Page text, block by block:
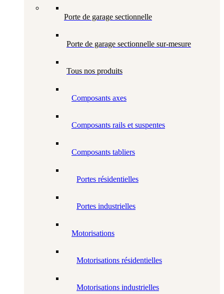
Porte de garage sectionnelle
Porte de garage sectionnelle sur-mesure
Tous nos produits
Composants axes
Composants rails et suspentes
Composants tabliers
Portes résidentielles
Portes industrielles
Motorisations
Motorisations résidentielles
Motorisations industrielles